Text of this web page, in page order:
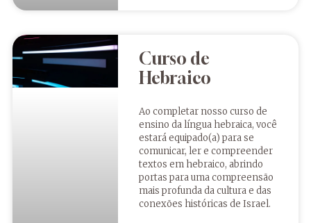
Curso de
Hebraico
Ao completar nosso curso de
ensino da língua hebraica, você
estará equipado(a) para se
comunicar, ler e compreender
textos em hebraico, abrindo
portas para uma compreensão
mais profunda da cultura e das
conexões históricas de Israel.